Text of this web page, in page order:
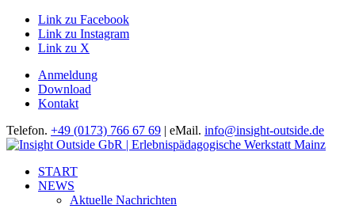
Link zu Facebook
Link zu Instagram
Link zu X
Anmeldung
Download
Kontakt
Telefon. +49 (0173) 766 67 69 | eMail. info@insight-outside.de
START
NEWS
Aktuelle Nachrichten